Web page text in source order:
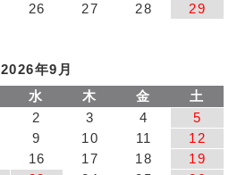
26 27 28
29
2026年9月
水 木 金
土
2 3 4
5
9 10 11
12
16 17 18
19